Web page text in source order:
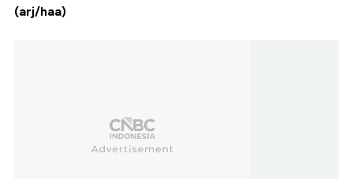
(arj/haa)